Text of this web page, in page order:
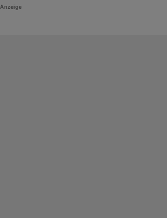
Anzeige